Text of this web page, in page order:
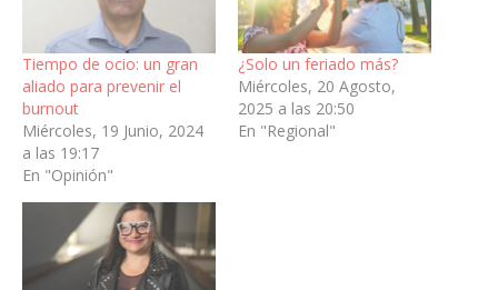
Tiempo de ocio: un gran
aliado para prevenir el
burnout
Miércoles, 19 Junio, 2024
a las 19:17
En "Opinión"
¿Solo un feriado más?
Miércoles, 20 Agosto,
2025 a las 20:50
En "Regional"